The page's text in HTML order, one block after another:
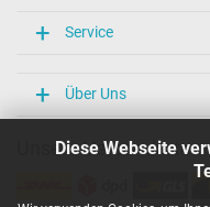
Diese Webseite
Service
Über Uns
Unsere Versandarten